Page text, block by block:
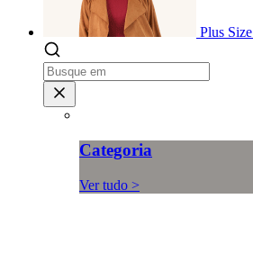
Plus Size
Categoria
Ver tudo >